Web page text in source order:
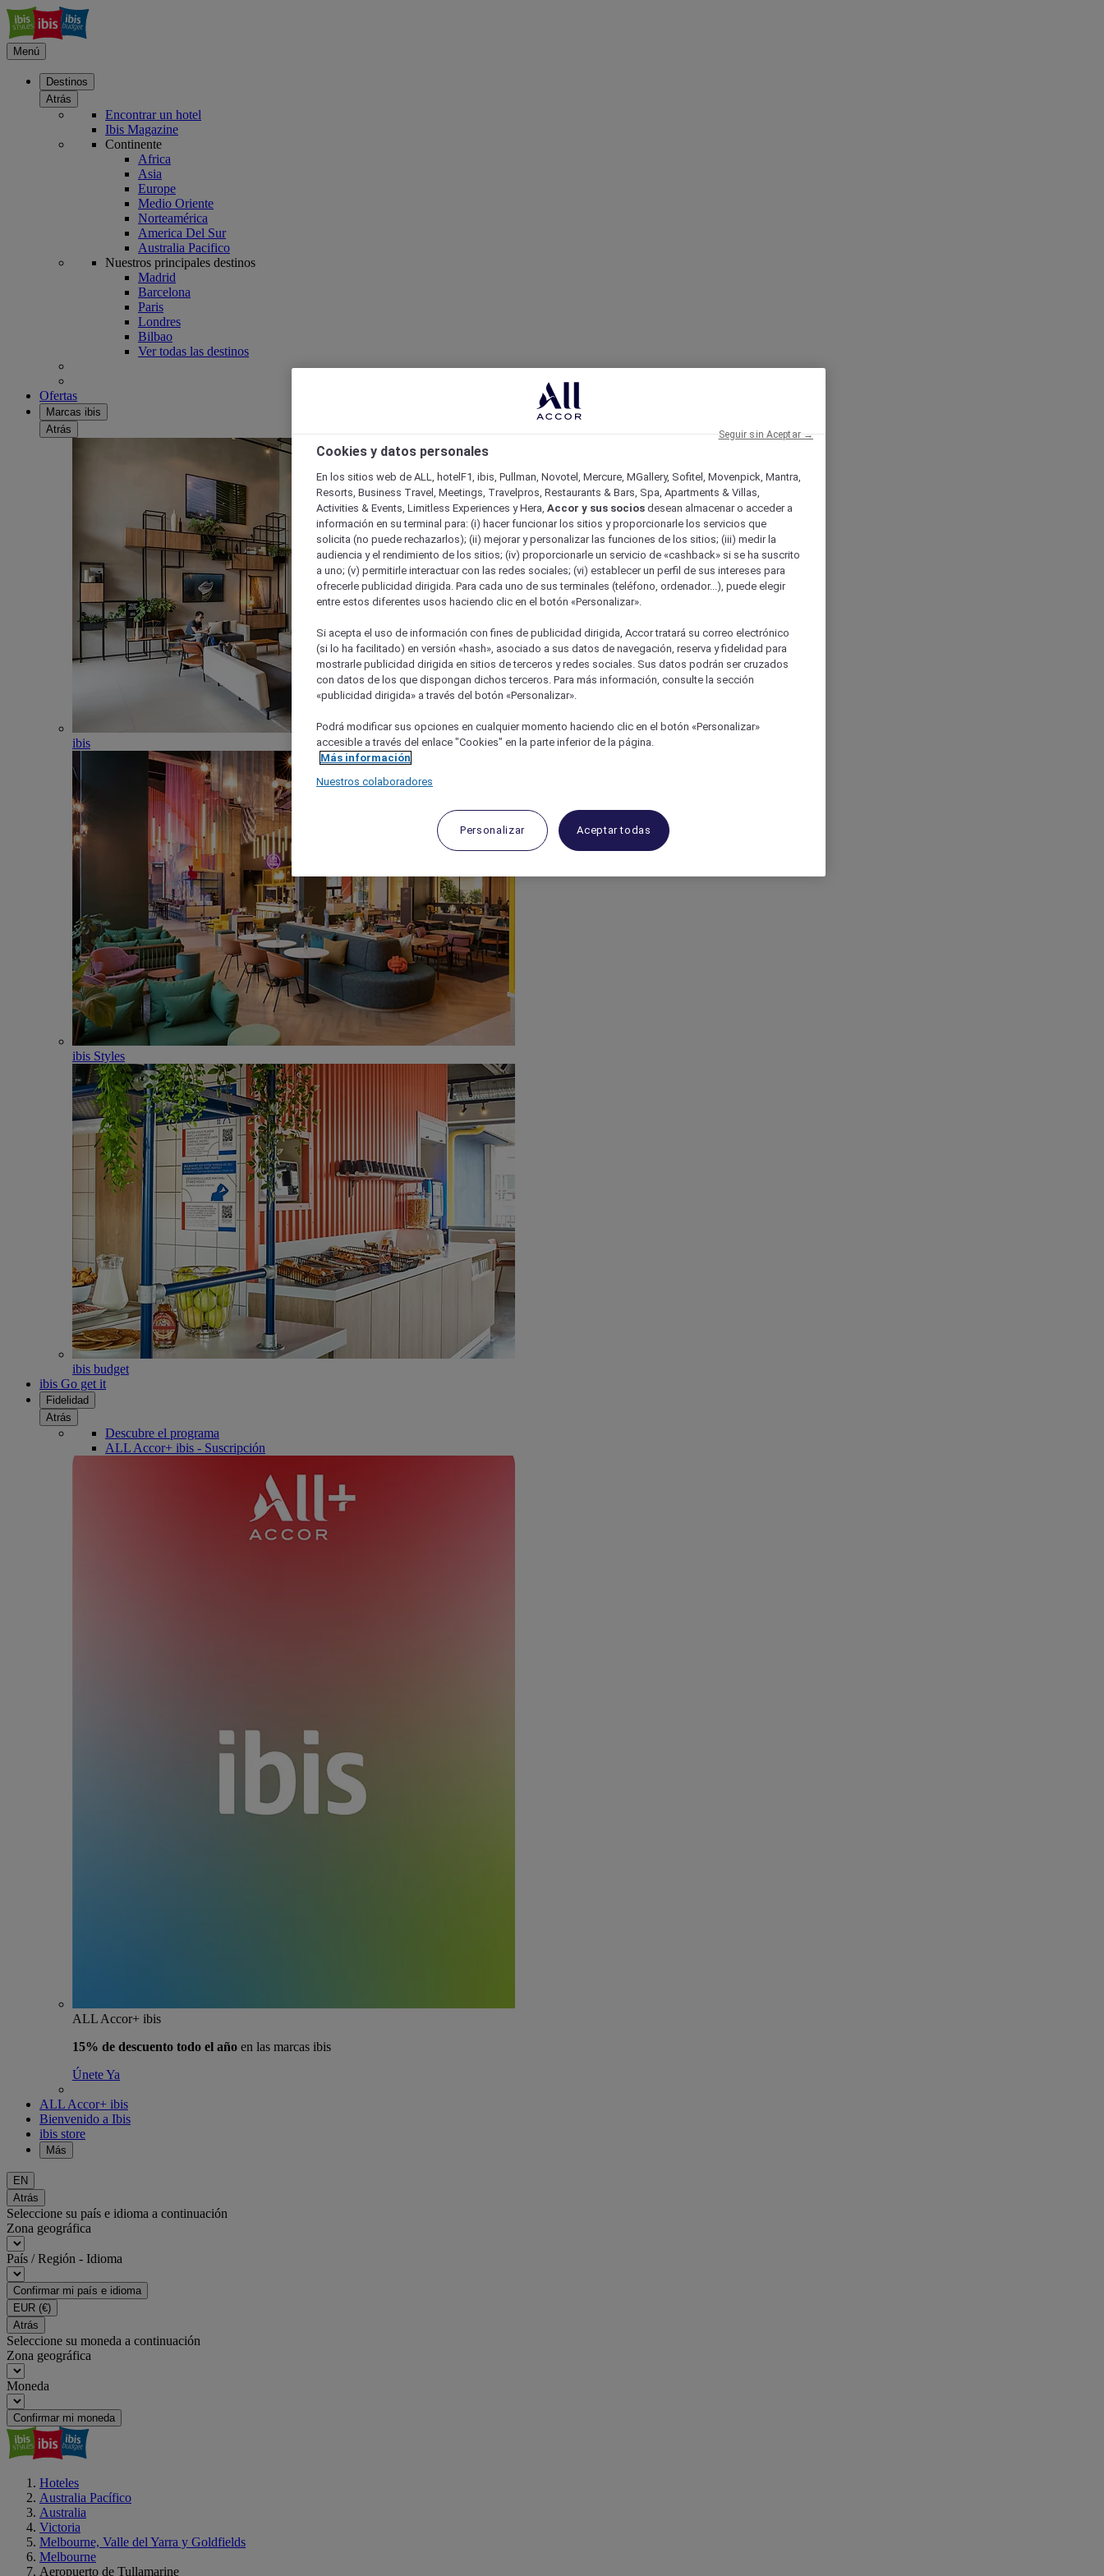
Menú
Destinos
Atrás
Encontrar un hotel
Ibis Magazine
Continente
Africa
Asia
Europe
Medio Oriente
Norteamérica
America Del Sur
Australia Pacifico
Nuestros principales destinos
Madrid
Barcelona
Paris
Londres
Bilbao
Ver todas las destinos
Ofertas
Marcas ibis
Atrás
ibis
ibis Styles
ibis budget
ibis Go get it
Fidelidad
Atrás
Descubre el programa
ALL Accor+ ibis - Suscripción
ALL Accor+ ibis
15% de descuento todo el año en las marcas ibis
Únete Ya
ALL Accor+ ibis
Bienvenido a Ibis
ibis store
Más
EN
Atrás
Seleccione su país e idioma a continuación
Zona geográfica
País / Región - Idioma
Confirmar mi país e idioma
EUR (€)
Atrás
Seleccione su moneda a continuación
Zona geográfica
Moneda
Confirmar mi moneda
Hoteles
Australia Pacífico
Australia
Victoria
Melbourne, Valle del Yarra y Goldfields
Melbourne
Aeropuerto de Tullamarine
Cookies y datos personales
En los sitios web de ALL, hotelF1, ibis, Pullman, Novotel, Mercure, MGallery, Sofitel, Movenpick, Mantra,
Resorts, Business Travel, Meetings, Travelpros, Restaurants & Bars, Spa, Apartments & Villas,
Activities & Events, Limitless Experiences y Hera, Accor y sus socios desean almacenar o acceder a
información en su terminal para: (i) hacer funcionar los sitios y proporcionarle los servicios que
solicita (no puede rechazarlos); (ii) mejorar y personalizar las funciones de los sitios; (iii) medir la
audiencia y el rendimiento de los sitios; (iv) proporcionarle un servicio de «cashback» si se ha suscrito
a uno; (v) permitirle interactuar con las redes sociales; (vi) establecer un perfil de sus intereses para
ofrecerle publicidad dirigida. Para cada uno de sus terminales (teléfono, ordenador...), puede elegir
entre estos diferentes usos haciendo clic en el botón «Personalizar».
Si acepta el uso de información con fines de publicidad dirigida, Accor tratará su correo electrónico
(si lo ha facilitado) en versión «hash», asociado a sus datos de navegación, reserva y fidelidad para
mostrarle publicidad dirigida en sitios de terceros y redes sociales. Sus datos podrán ser cruzados
con datos de los que dispongan dichos terceros. Para más información, consulte la sección
«publicidad dirigida» a través del botón «Personalizar».
Podrá modificar sus opciones en cualquier momento haciendo clic en el botón «Personalizar»
accesible a través del enlace "Cookies" en la parte inferior de la página.
Más información
Nuestros colaboradores
Personalizar Aceptar todas
Seguir sin Aceptar →